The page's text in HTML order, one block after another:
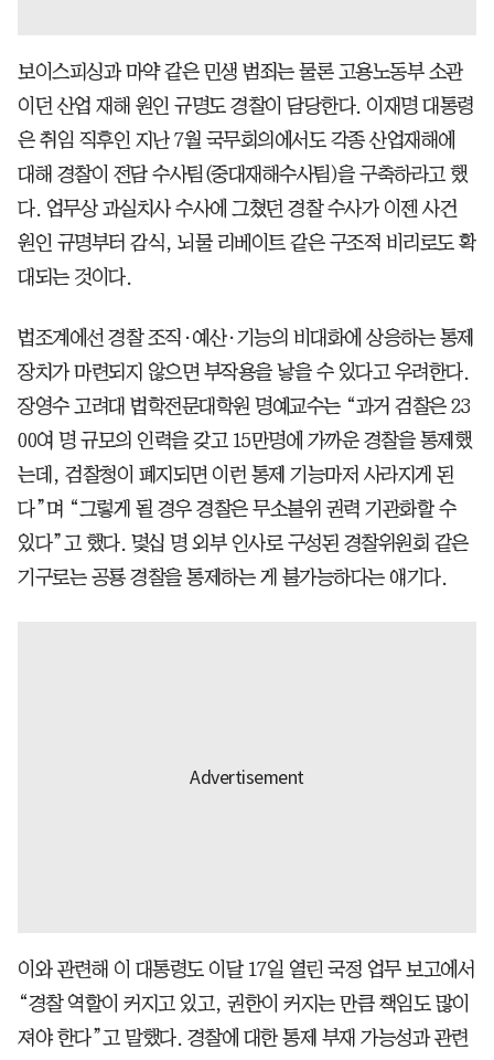
보이스피싱과 마약 같은 민생 범죄는 물론 고용노동부 소관
이던 산업 재해 원인 규명도 경찰이 담당한다. 이재명 대통령
은 취임 직후인 지난 7월 국무회의에서도 각종 산업재해에
대해 경찰이 전담 수사팀(중대재해수사팀)을 구축하라고 했
다. 업무상 과실치사 수사에 그쳤던 경찰 수사가 이젠 사건
원인 규명부터 감식, 뇌물 리베이트 같은 구조적 비리로도 확
대되는 것이다.
법조계에선 경찰 조직·예산·기능의 비대화에 상응하는 통제
장치가 마련되지 않으면 부작용을 낳을 수 있다고 우려한다.
장영수 고려대 법학전문대학원 명예교수는 “과거 검찰은 23
00여 명 규모의 인력을 갖고 15만명에 가까운 경찰을 통제했
는데, 검찰청이 폐지되면 이런 통제 기능마저 사라지게 된
다”며 “그렇게 될 경우 경찰은 무소불위 권력 기관화할 수
있다”고 했다. 몇십 명 외부 인사로 구성된 경찰위원회 같은
기구로는 공룡 경찰을 통제하는 게 불가능하다는 얘기다.
이와 관련해 이 대통령도 이달 17일 열린 국정 업무 보고에서
“경찰 역할이 커지고 있고, 권한이 커지는 만큼 책임도 많이
져야 한다”고 말했다. 경찰에 대한 통제 부재 가능성과 관련